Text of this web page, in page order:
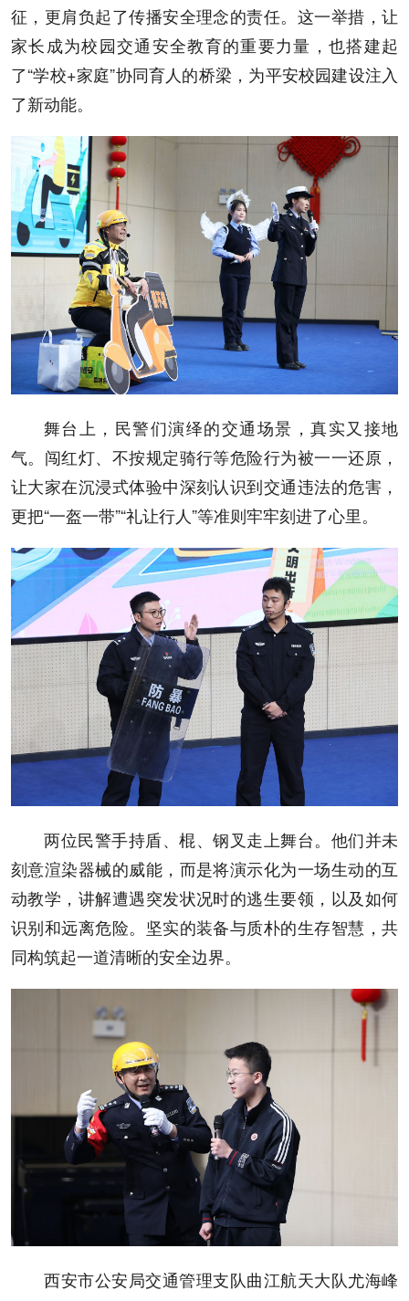
征，更肩负起了传播安全理念的责任。这一举措，让
家长成为校园交通安全教育的重要力量，也搭建起
了“学校+家庭”协同育人的桥梁，为平安校园建设注入
了新动能。
舞台上，民警们演绎的交通场景，真实又接地
气。闯红灯、不按规定骑行等危险行为被一一还原，
让大家在沉浸式体验中深刻认识到交通违法的危害，
更把“一盔一带”“礼让行人”等准则牢牢刻进了心里。
两位民警手持盾、棍、钢叉走上舞台。他们并未
刻意渲染器械的威能，而是将演示化为一场生动的互
动教学，讲解遭遇突发状况时的逃生要领，以及如何
识别和远离危险。坚实的装备与质朴的生存智慧，共
同构筑起一道清晰的安全边界。
西安市公安局交通管理支队曲江航天大队尤海峰